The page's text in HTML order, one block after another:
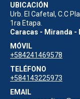
UBICACIÓN
Urb. El Cafetal, C.C
1ra Etapa.
Caracas - Miranda -
MÓVIL
+584241469578
TELÉFONO
+584143225973
EMAIL